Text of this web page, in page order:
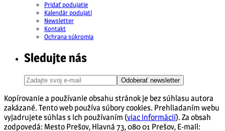
Pridať podujatie
Kalendár podujatí
Newsletter
Kontakt
Ochrana súkromia
Sledujte nás
Odoberať newsletter
Kopírovanie a používanie obsahu stránok je bez súhlasu autora
zakázané. Tento web používa súbory cookies. Prehliadaním webu
vyjadrujete súhlas s ich používaním (viac informácií). Za obsah
zodpovedá: Mesto Prešov, Hlavná 73, 080 01 Prešov, E-mail: